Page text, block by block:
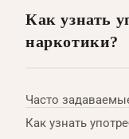
Как узнать
наркотики?
Часто
Как узнать